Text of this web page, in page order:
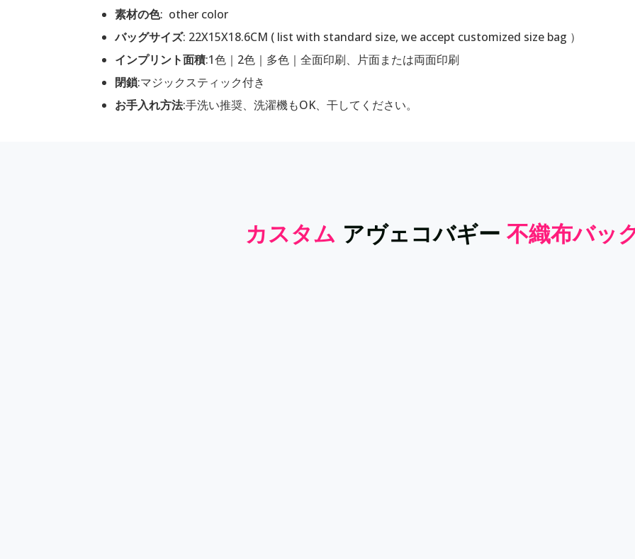
素材の色: other color
バッグサイズ: 22X15X18.6CM ( list with standard size, we accept customized size bag ）
インプリント面積:1色｜2色｜多色｜全面印刷、片面または両面印刷
閉鎖:マジックスティック付き
お手入れ方法:手洗い推奨、洗濯機もOK、干してください。
カスタム アヴェコバギー 不織布バッ